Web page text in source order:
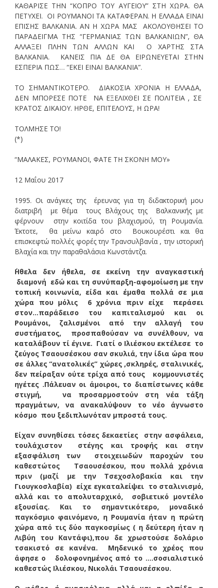
ΚΑΘΑΡΙΣΕ ΤΗΝ “ΚΟΠΡΟ ΤΟΥ ΑΥΓΕΙΟΥ” ΣΤΗ ΧΩΡΑ. ΘΑ
ΠΕΤΥΧΕΙ. ΟΙ ΡΟΥΜΑΝΟΙ ΤΑ ΚΑΤΑΦΕΡΑΝ. Η ΕΛΛΑΔΑ ΕΙΝΑΙ
ΕΠΙΣΗΣ ΒΑΛΚΑΝΙΑ. ΑΝ Η ΧΩΡΑ ΜΑΣ ΑΚΟΛΟΥΘΗΣΕΙ ΤΟ
ΠΑΡΑΔΕΙΓΜΑ ΤΗΣ “ΓΕΡΜΑΝΙΑΣ ΤΩΝ ΒΑΛΚΑΝΙΩΝ”, ΘΑ
ΑΛΛΑΞΕΙ ΠΛΗΝ ΤΩΝ ΑΛΛΩΝ ΚΑΙ Ο ΧΑΡΤΗΣ ΣΤΑ
ΒΑΛΚΑΝΙΑ. ΚΑΝΕΙΣ ΠΙΑ ΔΕ ΘΑ ΕΙΡΩΝΕΥΕΤΑΙ ΣΤΗΝ
ΕΣΠΕΡΙΑ ΠΩΣ… “ΕΚΕΙ ΕΙΝΑΙ ΒΑΛΚΑΝΙΑ”.
ΤΟ ΣΗΜΑΝΤΙΚΟΤΕΡΟ. ΔΙΑΚΟΣΙΑ ΧΡΟΝΙΑ Η ΕΛΛΑΔΑ,
ΔΕΝ ΜΠΟΡΕΣΕ ΠΟΤΕ ΝΑ ΕΞΕΛΙΧΘΕΙ ΣΕ ΠΟΛΙΤΕΙΑ , ΣΕ
ΚΡΑΤΟΣ ΔΙΚΑΙΟΥ. ΗΡΘΕ, ΕΠΙΤΕΛΟΥΣ, Η ΩΡΑ!
ΤΟΛΜΗΣΕ ΤΟ!
(*)
“ΜΑΛΑΚΕΣ, ΡΟΥΜΑΝΟΙ, ΦΑΤΕ ΤΗ ΣΚΟΝΗ ΜΟΥ»
12 Μαΐου 2017
1995. Οι ανάγκες της έρευνας για τη διδακτορική μου
διατριβή με θέμα τους Βλάχους της Βαλκανικής με
φέρνουν στην κοιτίδα του βλαχισμού, τη Ρουμανία.
Έκτοτε, θα μείνω καιρό στο Βουκουρέστι και θα
επισκεφτώ πολλές φορές την Τρανσυλβανία , την ιστορική
Βλαχία και την παραθαλάσια Κωνστάντζα.
΄Ηθελα δεν ήθελα, σε εκείνη την αναγκαστική
διαμονή εδώ και τη συνύπαρξη-αφομοίωση με την
τοπική κοινωνία, είδα και έμαθα πολλά σε μια
χώρα που μόλις 6 χρόνια πριν είχε περάσει
στον…παράδεισο του καπιταλισμού και οι
Ρουμάνοι, ζαλισμένοι από την αλλαγή του
συστήματος, προσπαθούσαν να συνέλθουν, να
καταλάβουν τί έγινε. Γιατί ο Ιλιέσκου εκτέλεσε το
ζεύγος Τσαουσέσκου σαν σκυλιά, την ίδια ώρα που
σε άλλες “ανατολικές” χώρες ,σκληρές, σταλινικές,
δεν πείραξαν ούτε τρίχα από τους κομμουνιστές
ηγέτες .Πάλευαν οι άμοιροι, το διαπίστωνες κάθε
στιγμή, να προσαρμοστούν στη νέα τάξη
πραγμάτων, να ανακαλύψουν το νέο άγνωστο
κόσμο που ξεδιπλωνόταν μπροστά τους.
Είχαν συνηθίσει τόσες δεκαετίες στην ασφάλεια,
τουλάχιστον στέγης και τροφής και στην
εξασφάλιση των στοιχειωδών παροχών του
καθεστώτος Τσαουσέσκου, που πολλά χρόνια
πριν (μαζί με την Τσεχοσλοβακία και την
Γιουγκοσλαβία) είχε εγκαταλείψει το σταλινισμό,
αλλά και το απολυταρχικό, σοβιετικό μοντέλο
εξουσίας. Και το σημαντικότερο, μοναδικό
παγκόσμιο φαινόμενο, η Ρουμανία ήταν η πρώτη
χώρα από τις δύο παγκοσμίως ( η δεύτερη ήταν η
Λιβύη του Καντάφι),που δε χρωστούσε δολάριο
τσακιστό σε κανένα. Μηδενικό το χρέος που
άφησε ο δολοφονημένος από το ….σοσιαλιστικό
καθεστώς Ιλιέσκου, Νικολάι Τσαουσέσκου.